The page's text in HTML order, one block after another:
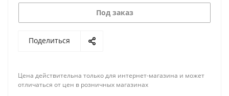
Под заказ
Поделиться
Цена действительна только для интернет-магазина и может
отличаться от цен в розничных магазинах